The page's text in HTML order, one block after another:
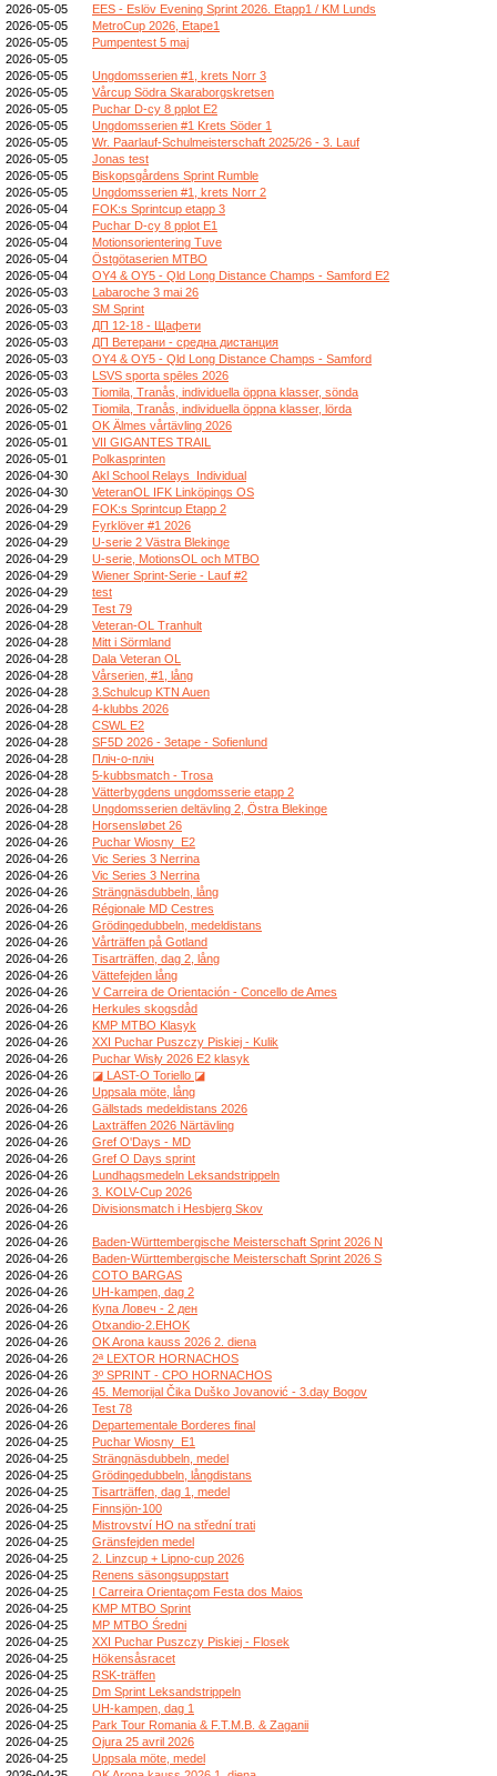
2026-05-05
EES - Eslöv Evening Sprint 2026. Etapp1 / KM Lunds
2026-05-05
MetroCup 2026, Etape1
2026-05-05
Pumpentest 5 maj
2026-05-05
2026-05-05
Ungdomsserien #1, krets Norr 3
2026-05-05
Vårcup Södra Skaraborgskretsen
2026-05-05
Puchar D-cy 8 pplot E2
2026-05-05
Ungdomsserien #1 Krets Söder 1
2026-05-05
Wr. Paarlauf-Schulmeisterschaft 2025/26 - 3. Lauf
2026-05-05
Jonas test
2026-05-05
Biskopsgårdens Sprint Rumble
2026-05-05
Ungdomsserien #1, krets Norr 2
2026-05-04
FOK:s Sprintcup etapp 3
2026-05-04
Puchar D-cy 8 pplot E1
2026-05-04
Motionsorientering Tuve
2026-05-04
Östgötaserien MTBO
2026-05-04
OY4 & OY5 - Qld Long Distance Champs - Samford E2
2026-05-03
Labaroche 3 mai 26
2026-05-03
SM Sprint
2026-05-03
ДП 12-18 - Щафети
2026-05-03
ДП Ветерани - средна дистанция
2026-05-03
OY4 & OY5 - Qld Long Distance Champs - Samford
2026-05-03
LSVS sporta spēles 2026
2026-05-03
Tiomila, Tranås, individuella öppna klasser, sönda
2026-05-02
Tiomila, Tranås, individuella öppna klasser, lörda
2026-05-01
OK Älmes vårtävling 2026
2026-05-01
VII GIGANTES TRAIL
2026-05-01
Polkasprinten
2026-04-30
Akl School Relays_Individual
2026-04-30
VeteranOL IFK Linköpings OS
2026-04-29
FOK:s Sprintcup Etapp 2
2026-04-29
Fyrklöver #1 2026
2026-04-29
U-serie 2 Västra Blekinge
2026-04-29
U-serie, MotionsOL och MTBO
2026-04-29
Wiener Sprint-Serie - Lauf #2
2026-04-29
test
2026-04-29
Test 79
2026-04-28
Veteran-OL Tranhult
2026-04-28
Mitt i Sörmland
2026-04-28
Dala Veteran OL
2026-04-28
Vårserien, #1, lång
2026-04-28
3.Schulcup KTN Auen
2026-04-28
4-klubbs 2026
2026-04-28
CSWL E2
2026-04-28
SF5D 2026 - 3etape - Sofienlund
2026-04-28
Пліч-о-пліч
2026-04-28
5-kubbsmatch - Trosa
2026-04-28
Vätterbygdens ungdomsserie etapp 2
2026-04-28
Ungdomsserien deltävling 2, Östra Blekinge
2026-04-28
Horsensløbet 26
2026-04-26
Puchar Wiosny_E2
2026-04-26
Vic Series 3 Nerrina
2026-04-26
Vic Series 3 Nerrina
2026-04-26
Strängnäsdubbeln, lång
2026-04-26
Régionale MD Cestres
2026-04-26
Grödingedubbeln, medeldistans
2026-04-26
Vårträffen på Gotland
2026-04-26
Tisarträffen, dag 2, lång
2026-04-26
Vättefejden lång
2026-04-26
V Carreira de Orientación - Concello de Ames
2026-04-26
Herkules skogsdåd
2026-04-26
KMP MTBO Klasyk
2026-04-26
XXI Puchar Puszczy Piskiej - Kulik
2026-04-26
Puchar Wisły 2026 E2 klasyk
2026-04-26
◪ LAST-O Toriello ◪
2026-04-26
Uppsala möte, lång
2026-04-26
Gällstads medeldistans 2026
2026-04-26
Laxträffen 2026 Närtävling
2026-04-26
Gref O'Days - MD
2026-04-26
Gref O Days sprint
2026-04-26
Lundhagsmedeln Leksandstrippeln
2026-04-26
3. KOLV-Cup 2026
2026-04-26
Divisionsmatch i Hesbjerg Skov
2026-04-26
2026-04-26
Baden-Württembergische Meisterschaft Sprint 2026 N
2026-04-26
Baden-Württembergische Meisterschaft Sprint 2026 S
2026-04-26
COTO BARGAS
2026-04-26
UH-kampen, dag 2
2026-04-26
Купа Ловеч - 2 ден
2026-04-26
Otxandio-2.EHOK
2026-04-26
OK Arona kauss 2026 2. diena
2026-04-26
2ª LEXTOR HORNACHOS
2026-04-26
3º SPRINT - CPO HORNACHOS
2026-04-26
45. Memorijal Čika Duško Jovanović - 3.day Bogov
2026-04-26
Test 78
2026-04-26
Departementale Borderes final
2026-04-25
Puchar Wiosny_E1
2026-04-25
Strängnäsdubbeln, medel
2026-04-25
Grödingedubbeln, långdistans
2026-04-25
Tisarträffen, dag 1, medel
2026-04-25
Finnsjön-100
2026-04-25
Mistrovství HO na střední trati
2026-04-25
Gränsfejden medel
2026-04-25
2. Linzcup + Lipno-cup 2026
2026-04-25
Renens säsongsuppstart
2026-04-25
I Carreira Orientaçom Festa dos Maios
2026-04-25
KMP MTBO Sprint
2026-04-25
MP MTBO Średni
2026-04-25
XXI Puchar Puszczy Piskiej - Flosek
2026-04-25
Hökensåsracet
2026-04-25
RSK-träffen
2026-04-25
Dm Sprint Leksandstrippeln
2026-04-25
UH-kampen, dag 1
2026-04-25
Park Tour Romania & F.T.M.B. & Zaganii
2026-04-25
Ojura 25 avril 2026
2026-04-25
Uppsala möte, medel